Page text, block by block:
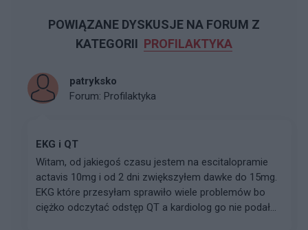
POWIĄZANE DYSKUSJE NA FORUM Z
KATEGORII PROFILAKTYKA
patryksko
Forum: Profilaktyka
EKG i QT
Witam, od jakiegoś czasu jestem na escitalopramie
actavis 10mg i od 2 dni zwiększyłem dawke do 15mg.
EKG które przesyłam sprawiło wiele problemów bo
ciężko odczytać odstęp QT a kardiolog go nie podał...